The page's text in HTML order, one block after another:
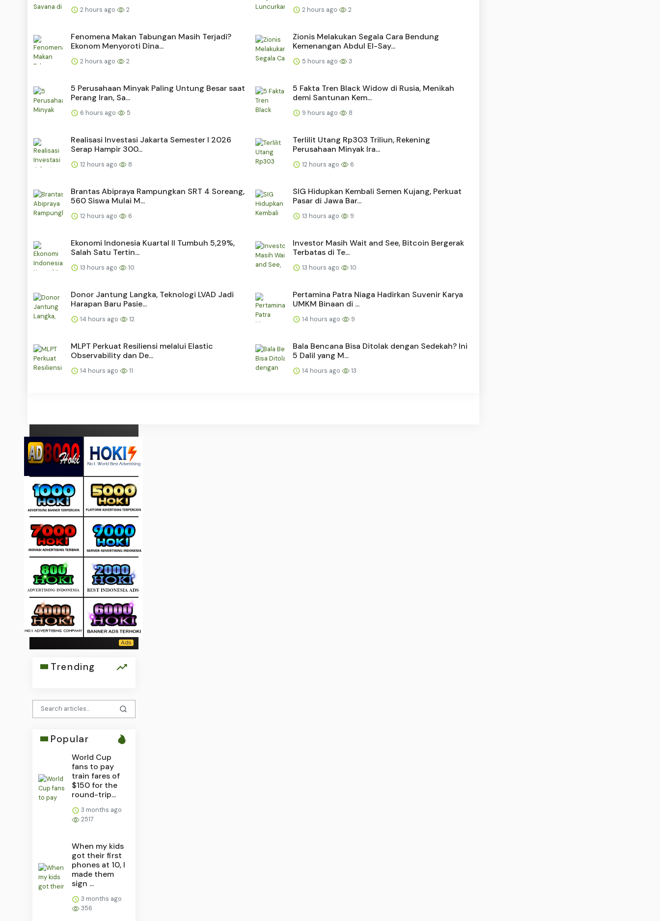
2 hours ago 2 2 hours ago 2
Fenomena Makan Tabungan Masih Terjadi?
Ekonom Menyoroti Dina...
2 hours ago 2
Zionis Melakukan Segala Cara Bendung
Kemenangan Abdul El-Say...
5 hours ago 3
5 Perusahaan Minyak Paling Untung Besar saat
Perang Iran, Sa...
6 hours ago 5
5 Fakta Tren Black Widow di Rusia, Menikah
demi Santunan Kem...
9 hours ago 8
Realisasi Investasi Jakarta Semester I 2026
Serap Hampir 300...
12 hours ago 8
Terlilit Utang Rp303 Triliun, Rekening
Perusahaan Minyak Ira...
12 hours ago 6
Brantas Abipraya Rampungkan SRT 4 Soreang,
560 Siswa Mulai M...
12 hours ago 6
SIG Hidupkan Kembali Semen Kujang, Perkuat
Pasar di Jawa Bar...
13 hours ago 9
Ekonomi Indonesia Kuartal II Tumbuh 5,29%,
Salah Satu Tertin...
13 hours ago 10
Investor Masih Wait and See, Bitcoin Bergerak
Terbatas di Te...
13 hours ago 10
Donor Jantung Langka, Teknologi LVAD Jadi
Harapan Baru Pasie...
14 hours ago 12
Pertamina Patra Niaga Hadirkan Suvenir Karya
UMKM Binaan di ...
14 hours ago 9
MLPT Perkuat Resiliensi melalui Elastic
Observability dan De...
14 hours ago 11
Bala Bencana Bisa Ditolak dengan Sedekah? Ini
5 Dalil yang M...
14 hours ago 13
Trending
Popular
World Cup
fans to pay
train fares of
$150 for the
round-trip...
3 months ago
2517
When my kids
got their first
phones at 10, I
made them
sign ...
3 months ago
356